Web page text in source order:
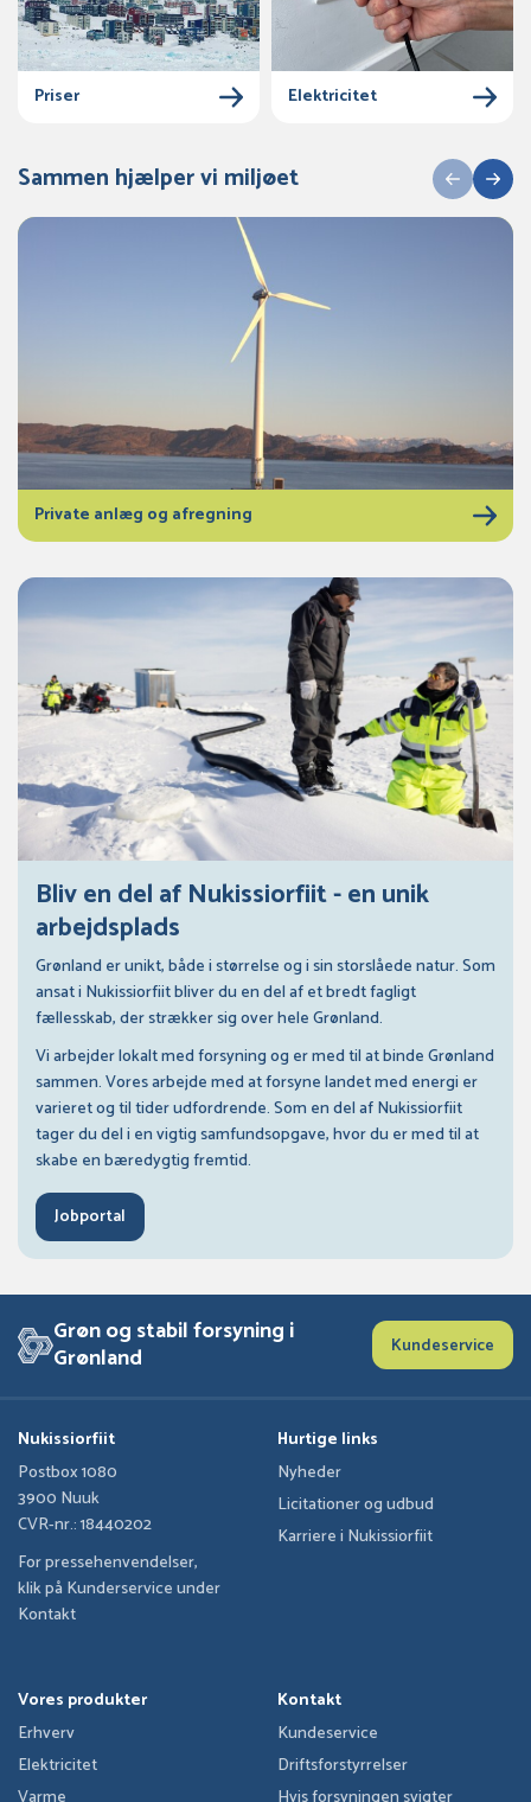
Priser Elektricitet
Sammen hjælper vi miljøet
Private anlæg og afregning
Bliv en del af Nukissiorfiit - en unik
arbejdsplads
Grønland er unikt, både i størrelse og i sin storslåede natur. Som
ansat i Nukissiorfiit bliver du en del af et bredt fagligt
fællesskab, der strækker sig over hele Grønland.
Vi arbejder lokalt med forsyning og er med til at binde Grønland
sammen. Vores arbejde med at forsyne landet med energi er
varieret og til tider udfordrende. Som en del af Nukissiorfiit
tager du del i en vigtig samfundsopgave, hvor du er med til at
skabe en bæredygtig fremtid.
Jobportal
Grøn og stabil forsyning i
Grønland Kundeservice
Nukissiorfiit
Postbox 1080
3900 Nuuk
CVR-nr.: 18440202
For pressehenvendelser,
klik på Kunderservice under
Kontakt
Hurtige links
Nyheder
Licitationer og udbud
Karriere i Nukissiorfiit
Vores produkter
Erhverv
Elektricitet
Kontakt
Kundeservice
Driftsforstyrrelser